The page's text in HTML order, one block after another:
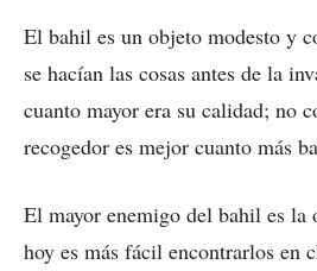
El bahil es un objeto modesto y
se hacían las cosas antes de la
cuanto mayor era su calidad; no
recogedor es mejor cuanto más
El mayor enemigo del bahil es la
hoy es más fácil encontrarlos en